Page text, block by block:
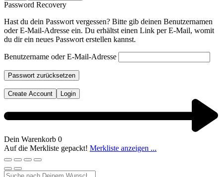
Password Recovery
Hast du dein Passwort vergessen? Bitte gib deinen Benutzernamen
oder E-Mail-Adresse ein. Du erhältst einen Link per E-Mail, womit
du dir ein neues Passwort erstellen kannst.
Benutzername oder E-Mail-Adresse
Passwort zurücksetzen
Create Account Login
Dein Warenkorb 0
Auf die Merkliste gepackt! Merkliste anzeigen ...